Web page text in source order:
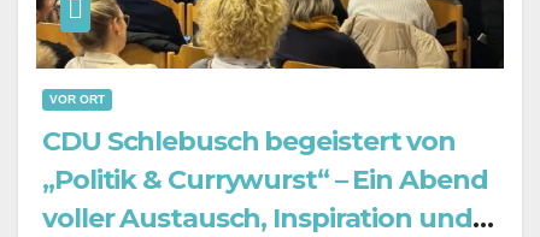
VOR ORT
CDU Schlebusch begeistert von
„Politik & Currywurst“ – Ein Abend
voller Austausch, Inspiration und